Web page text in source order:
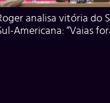
analisa vitória do
Americana: “Vaias